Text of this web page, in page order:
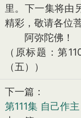
里。下一集将由
精彩，敬请各位
阿弥陀佛！
（原标题：第
（五））
下一篇：
第111集 自己作主